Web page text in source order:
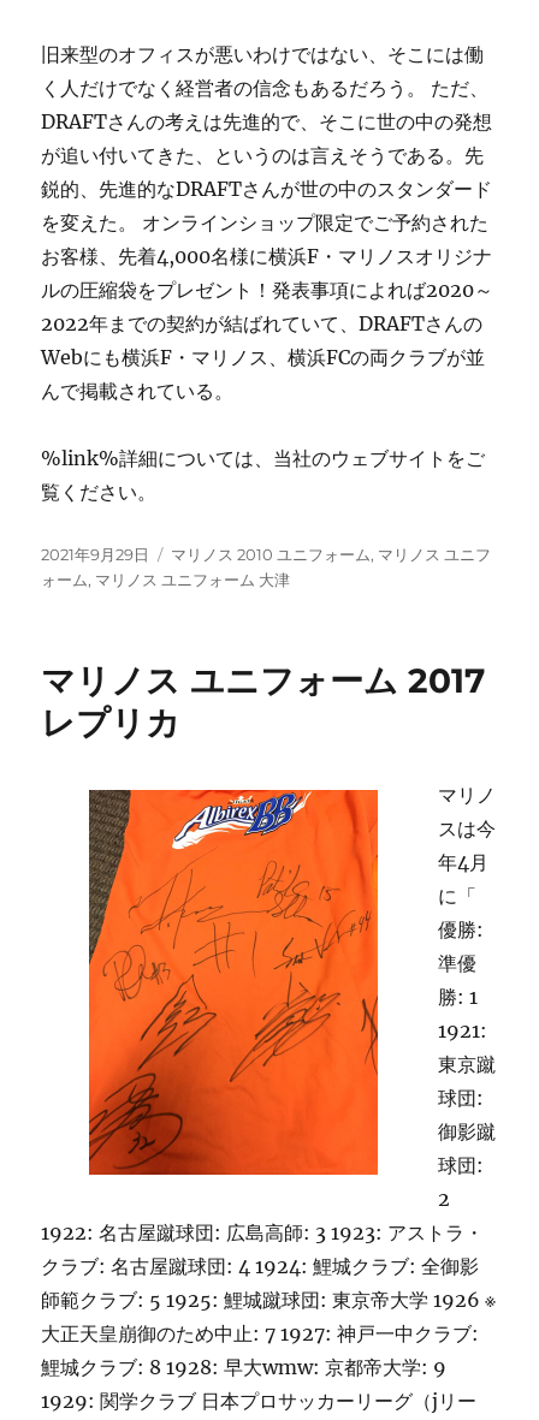
旧来型のオフィスが悪いわけではない、そこには働
く人だけでなく経営者の信念もあるだろう。 ただ、
DRAFTさんの考えは先進的で、そこに世の中の発想
が追い付いてきた、というのは言えそうである。先
鋭的、先進的なDRAFTさんが世の中のスタンダード
を変えた。 オンラインショップ限定でご予約された
お客様、先着4,000名様に横浜F・マリノスオリジナ
ルの圧縮袋をプレゼント！発表事項によれば2020～
2022年までの契約が結ばれていて、DRAFTさんの
Webにも横浜F・マリノス、横浜FCの両クラブが並
んで掲載されている。
%link%詳細については、当社のウェブサイトをご
覧ください。
投
稿
2021年9月29日
タ
グ
マリノス 2010 ユニフォーム, マリノス ユニフ
ォーム, マリノス ユニフォーム 大津
マリノス ユニフォーム 2017
レプリカ
マリノ
スは今
年4月
に「
優勝:
準優
勝: 1
1921:
東京蹴
球団:
御影蹴
球団:
2
1922: 名古屋蹴球団: 広島高師: 3 1923: アストラ・
クラブ: 名古屋蹴球団: 4 1924: 鯉城クラブ: 全御影
師範クラブ: 5 1925: 鯉城蹴球団: 東京帝大学 1926 ※
大正天皇崩御のため中止: 7 1927: 神戸一中クラブ:
鯉城クラブ: 8 1928: 早大wmw: 京都帝大学: 9
1929: 関学クラブ 日本プロサッカーリーグ（jリー